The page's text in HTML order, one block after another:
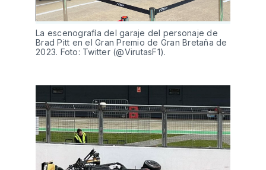
La escenografía del garaje del personaje de
Brad Pitt en el Gran Premio de Gran Bretaña de
2023. Foto: Twitter (@VirutasF1).